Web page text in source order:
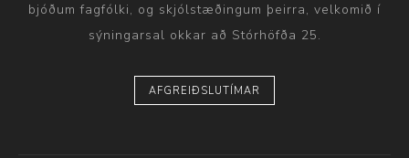
bjóðum fagfólki, og skjólstæðingum þeirra, velkomið í
sýningarsal okkar að Stórhöfða 25.
AFGREIÐSLUTÍMAR